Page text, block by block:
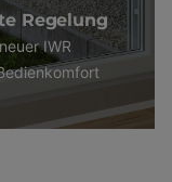
Regelung
IWR